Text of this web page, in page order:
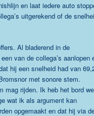
en laat iedere auto
uitgerekend of de
Al bladerend in de
van de collega’s aanlopen
hij een snelheid had van
met sonore stem.
mag rijden. Ik heb het bord
wat ik als argument kan
opgemaakt en dat hij via